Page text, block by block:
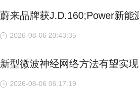
蔚来品牌获J.D.160;Power新
2026-08-06 20:43:35
新型微波神经网络方法有望实
2026-08-06 06:17:19